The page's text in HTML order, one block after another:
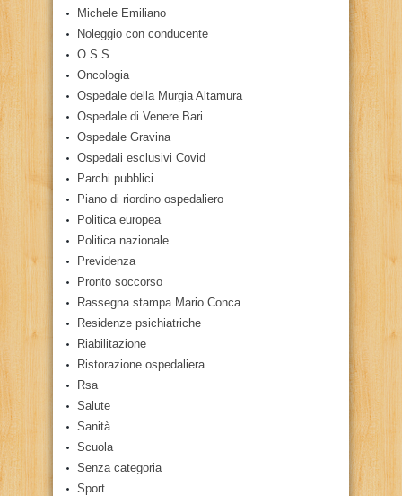
Michele Emiliano
Noleggio con conducente
O.S.S.
Oncologia
Ospedale della Murgia Altamura
Ospedale di Venere Bari
Ospedale Gravina
Ospedali esclusivi Covid
Parchi pubblici
Piano di riordino ospedaliero
Politica europea
Politica nazionale
Previdenza
Pronto soccorso
Rassegna stampa Mario Conca
Residenze psichiatriche
Riabilitazione
Ristorazione ospedaliera
Rsa
Salute
Sanità
Scuola
Senza categoria
Sport